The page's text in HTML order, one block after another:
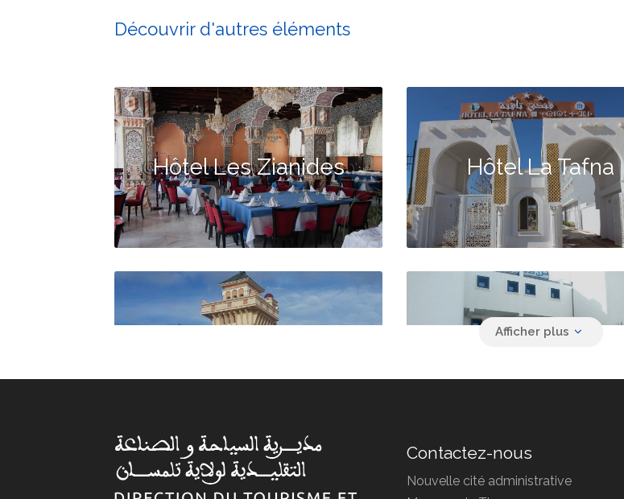
Découvrir d'autres éléments
Hôtel Les Zianides Hôtel La Tafna
Contactez-nous
Nouvelle cité administrative